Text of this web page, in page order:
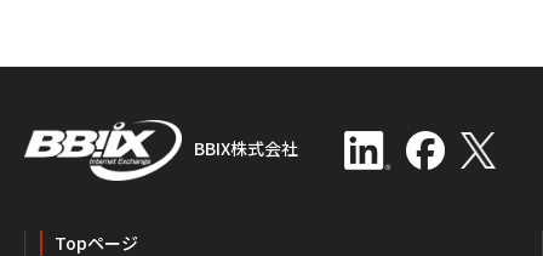
BBIX株式会社
Topページ